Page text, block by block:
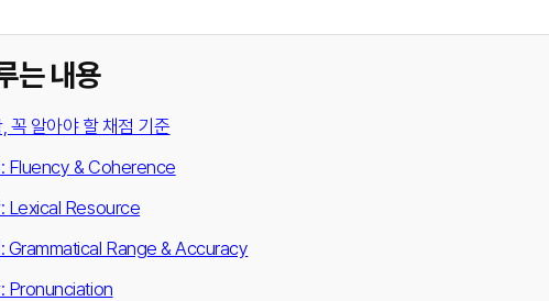
는 내용
꼭 알아야 할 채점 기준
Fluency & Coherence
Lexical Resource
Grammatical Range & Accuracy
Pronunciation